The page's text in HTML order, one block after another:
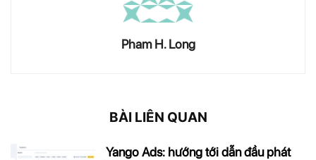
Pham H. Long
BÀI LIÊN QUAN
Yango Ads: hướng tới dẫn đầu phát